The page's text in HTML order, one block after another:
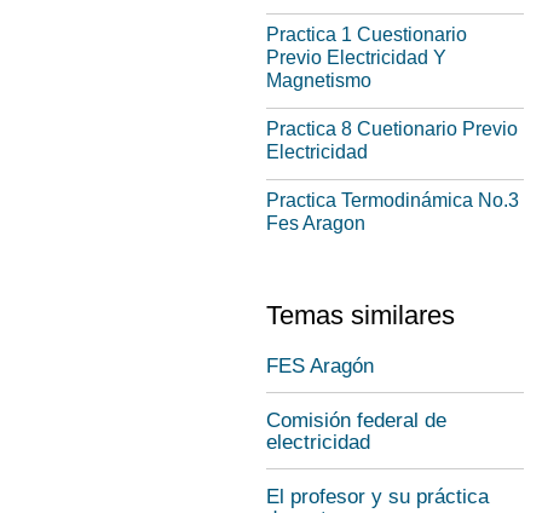
Practica 1 Cuestionario
Previo Electricidad Y
Magnetismo
Practica 8 Cuetionario Previo
Electricidad
Practica Termodinámica No.3
Fes Aragon
Temas similares
FES Aragón
Comisión federal de
electricidad
El profesor y su práctica